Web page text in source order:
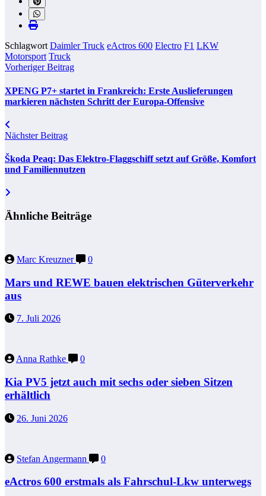
Schlagwort Daimler Truck eActros 600 Electro F1 LKW
Motorsport Truck
Vorheriger Beitrag
XPENG P7+ startet in Frankreich: Erste Auslieferungen
markieren nächsten Schritt der Europa-Offensive
Nächster Beitrag
Škoda Peaq: Das Elektro-Flaggschiff setzt auf Größe, Komfort
und Familiennutzen
Ähnliche Beiträge
Marc Kreuzner 0
Mars und REWE bauen elektrischen Güterverkehr
aus
7. Juli 2026
Anna Rathke 0
Kia PV5 jetzt auch mit sechs oder sieben Sitzen
erhältlich
26. Juni 2026
Stefan Angermann 0
eActros 600 erstmals als Fahrschul-Lkw unterwegs